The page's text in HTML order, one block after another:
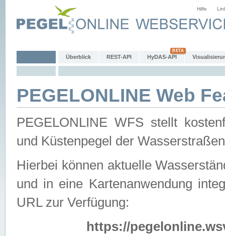
Hilfe
Überblick REST-API HyDAS-API
PEGELONLINE Web
PEGELONLINE WFS stellt
und Küstenpegel der
Hierbei können aktuelle
und in eine Kartenanwendung
URL zur Verfügung:
https://